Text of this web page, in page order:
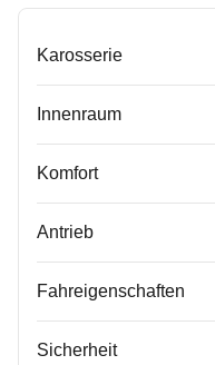
Karosserie
Innenraum
Komfort
Antrieb
Fahreigenschaften
Sicherheit